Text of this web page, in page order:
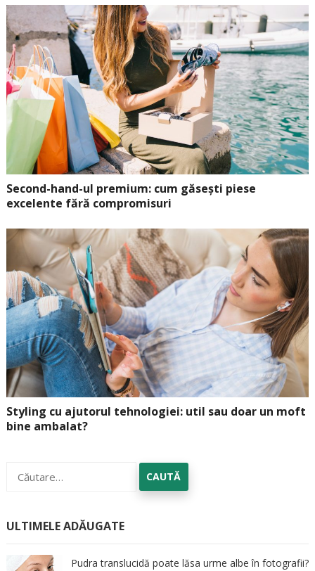
Second-hand-ul premium: cum găsești piese
excelente fără compromisuri
Styling cu ajutorul tehnologiei: util sau doar un moft
bine ambalat?
după:
ULTIMELE ADĂUGATE
Pudra translucidă poate lăsa urme albe în fotografii?